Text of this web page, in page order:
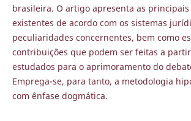
brasileira. O artigo apresenta as
existentes de acordo com os sistemas
peculiaridades concernentes, bem como
contribuições que podem ser feitas a
estudados para o aprimoramento do
Emprega-se, para tanto, a metodologia
com ênfase dogmática.